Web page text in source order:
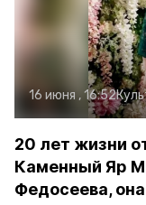
16 июня , 16:52
20 лет жизни
Каменный Яр
Федосеева,